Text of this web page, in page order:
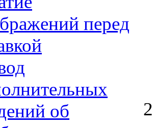
перед
об